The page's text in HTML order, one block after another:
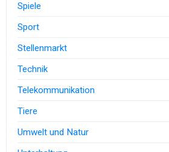
Spiele
Sport
Stellenmarkt
Technik
Telekommunikation
Tiere
Umwelt und Natur